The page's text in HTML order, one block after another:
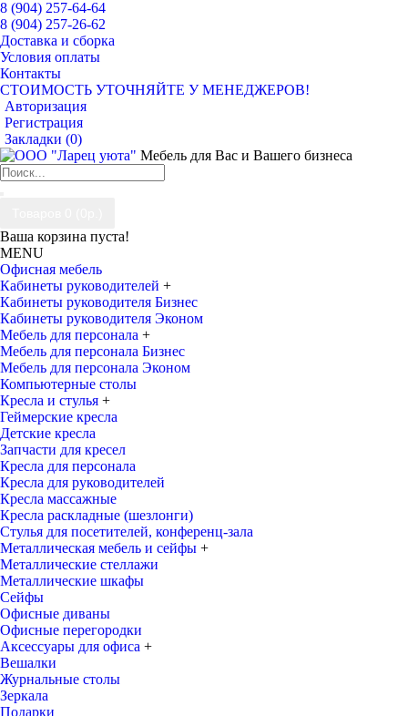
8 (904) 257-64-64
8 (904) 257-26-62
Доставка и сборка
Условия оплаты
Контакты
СТОИМОСТЬ УТОЧНЯЙТЕ У МЕНЕДЖЕРОВ!
Авторизация
Регистрация
Закладки (0)
Мебель для Вас и Вашего бизнеса
Ваша корзина пуста!
MENU
Офисная мебель
Кабинеты руководителей +
Кабинеты руководителя Бизнес
Кабинеты руководителя Эконом
Мебель для персонала +
Мебель для персонала Бизнес
Мебель для персонала Эконом
Компьютерные столы
Кресла и стулья +
Геймерские кресла
Детские кресла
Запчасти для кресел
Кресла для персонала
Кресла для руководителей
Кресла массажные
Кресла раскладные (шезлонги)
Стулья для посетителей, конференц-зала
Металлическая мебель и сейфы +
Металлические стеллажи
Металлические шкафы
Сейфы
Офисные диваны
Офисные перегородки
Аксессуары для офиса +
Вешалки
Журнальные столы
Зеркала
Подарки